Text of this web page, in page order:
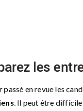
les
passé en revue les
. Il peut être difficile